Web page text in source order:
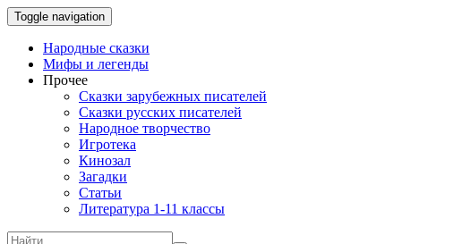
Toggle navigation
Народные сказки
Мифы и легенды
Прочее
Сказки зарубежных писателей
Сказки русских писателей
Народное творчество
Игротека
Кинозал
Загадки
Статьи
Литература 1-11 классы